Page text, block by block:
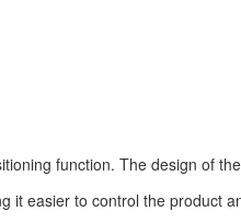
function. The design of
it easier to control the product